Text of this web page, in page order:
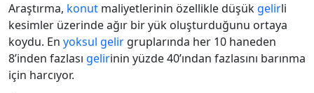
Araştırma, konut maliyetlerinin özellikle düşük gelirli
kesimler üzerinde ağır bir yük oluşturduğunu ortaya
koydu. En yoksul gelir gruplarında her 10 haneden
8’inden fazlası gelirinin yüzde 40’ından fazlasını barınma
için harcıyor.